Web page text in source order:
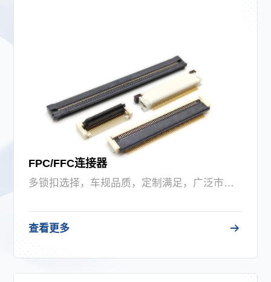
FPC/FFC连接器
多锁扣选择，车规品质，定制满足，广泛市场应用
查看更多